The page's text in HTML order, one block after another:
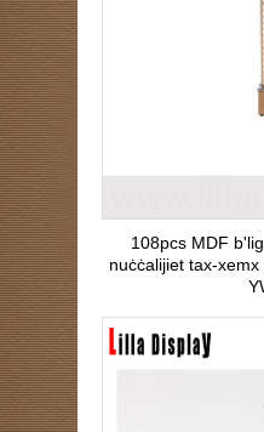
108pcs MDF
nuċċalijiet tax-